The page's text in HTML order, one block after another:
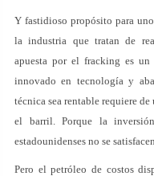
Y fastidioso propósito para
la industria que tratan de
apuesta por el fracking es
innovado en tecnología y
técnica sea rentable requiere
el barril. Porque la
estadounidenses no se
Pero el petróleo de costos